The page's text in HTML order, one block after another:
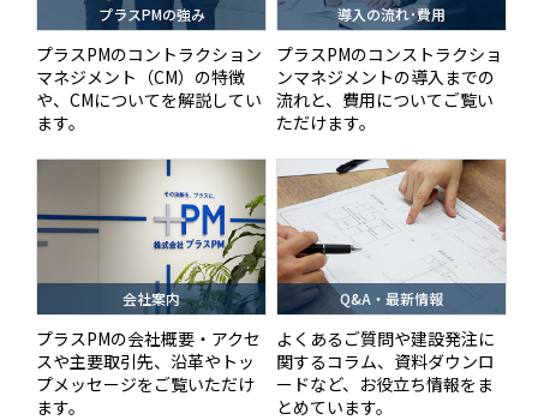
プラスPMの強み
プラスPMのコントラクション
マネジメント（CM）の特徴
や、CMについてを解説してい
ます。
導入の流れ･費用
プラスPMのコンストラクショ
ンマネジメントの導入までの
流れと、費用についてご覧い
ただけます。
会社案内
プラスPMの会社概要・アクセ
スや主要取引先、沿革やトッ
プメッセージをご覧いただけ
ます。
Q&A・最新情報
よくあるご質問や建設発注に
関するコラム、資料ダウンロ
ードなど、お役立ち情報をま
とめています。